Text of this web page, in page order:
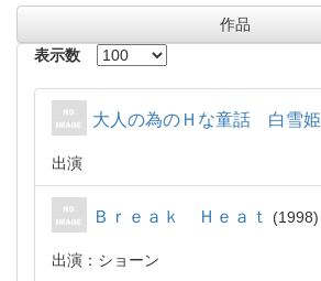
作品
表示数
大人の為のＨな童話 白雪姫
出演
Ｂｒｅａｋ Ｈｅａｔ 1998
出演：ショーン